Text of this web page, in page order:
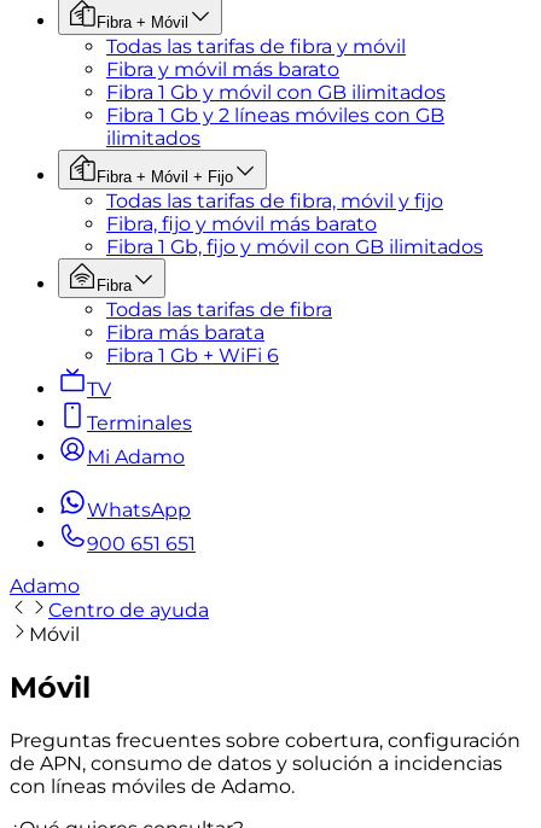
Fibra + Móvil
Todas las tarifas de fibra y móvil
Fibra y móvil más barato
Fibra 1 Gb y móvil con GB ilimitados
Fibra 1 Gb y 2 líneas móviles con GB
ilimitados
Fibra + Móvil + Fijo
Todas las tarifas de fibra, móvil y fijo
Fibra, fijo y móvil más barato
Fibra 1 Gb, fijo y móvil con GB ilimitados
Fibra
Todas las tarifas de fibra
Fibra más barata
Fibra 1 Gb + WiFi 6
TV
Terminales
Mi Adamo
WhatsApp
900 651 651
Adamo
Centro de ayuda
Móvil
Móvil
Preguntas frecuentes sobre cobertura, configuración
de APN, consumo de datos y solución a incidencias
con líneas móviles de Adamo.